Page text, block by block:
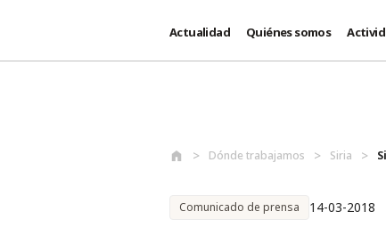
Actualidad Quiénes somos
Dónde trabajamos Siria
Comunicado de prensa 14-03-2018